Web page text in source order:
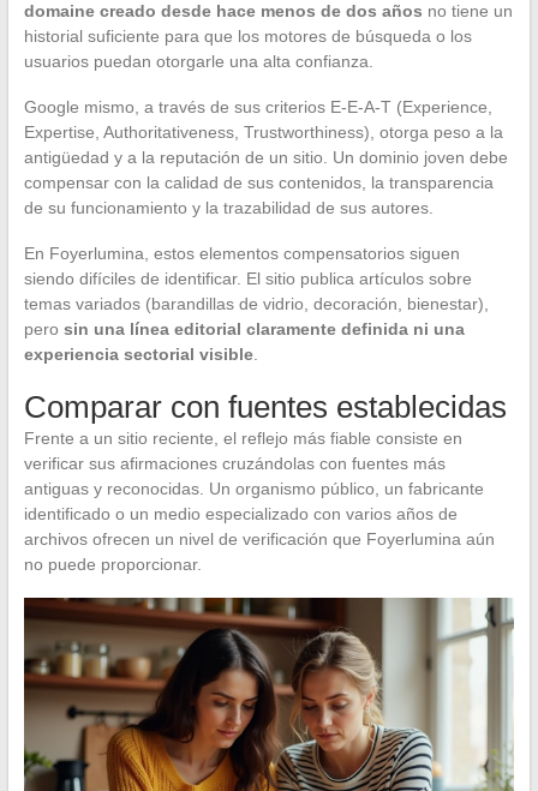
domaine creado desde hace menos de dos años no tiene un
historial suficiente para que los motores de búsqueda o los
usuarios puedan otorgarle una alta confianza.
Google mismo, a través de sus criterios E-E-A-T (Experience,
Expertise, Authoritativeness, Trustworthiness), otorga peso a la
antigüedad y a la reputación de un sitio. Un dominio joven debe
compensar con la calidad de sus contenidos, la transparencia
de su funcionamiento y la trazabilidad de sus autores.
En Foyerlumina, estos elementos compensatorios siguen
siendo difíciles de identificar. El sitio publica artículos sobre
temas variados (barandillas de vidrio, decoración, bienestar),
pero sin una línea editorial claramente definida ni una
experiencia sectorial visible.
Comparar con fuentes establecidas
Frente a un sitio reciente, el reflejo más fiable consiste en
verificar sus afirmaciones cruzándolas con fuentes más
antiguas y reconocidas. Un organismo público, un fabricante
identificado o un medio especializado con varios años de
archivos ofrecen un nivel de verificación que Foyerlumina aún
no puede proporcionar.